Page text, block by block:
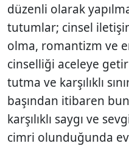
düzenli olarak
tutumlar; cinsel
olma, romantizm ve
cinselliği aceleye
tutma ve karşılıklı
başından itibaren
karşılıklı saygı ve
cimri olunduğunda